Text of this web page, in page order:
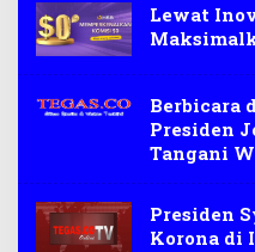
Lewat
Berbicara
Presiden
Tangani
Presiden
Korona di